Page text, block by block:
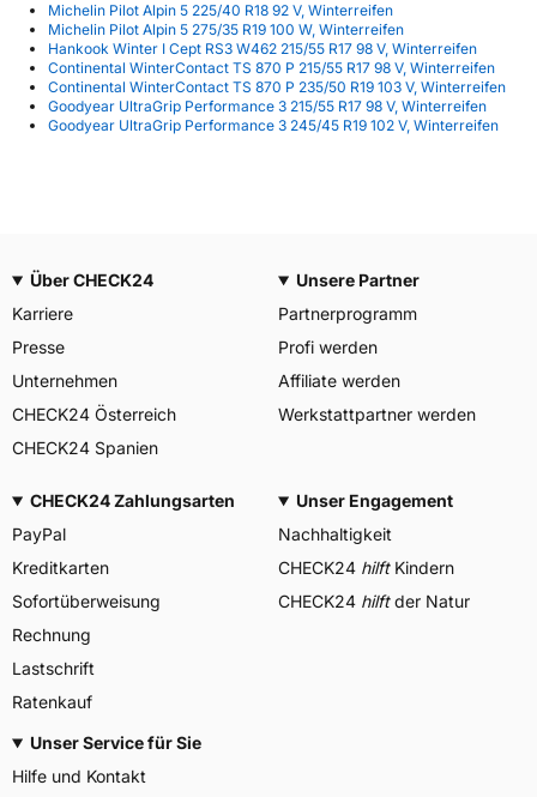
Michelin Pilot Alpin 5 225/40 R18 92 V, Winterreifen
Michelin Pilot Alpin 5 275/35 R19 100 W, Winterreifen
Hankook Winter I Cept RS3 W462 215/55 R17 98 V, Winterreifen
Continental WinterContact TS 870 P 215/55 R17 98 V, Winterreifen
Continental WinterContact TS 870 P 235/50 R19 103 V, Winterreifen
Goodyear UltraGrip Performance 3 215/55 R17 98 V, Winterreifen
Goodyear UltraGrip Performance 3 245/45 R19 102 V, Winterreifen
Über CHECK24
Karriere
Presse
Unternehmen
CHECK24 Österreich
CHECK24 Spanien
Unsere Partner
Partnerprogramm
Profi werden
Affiliate werden
Werkstattpartner werden
CHECK24 Zahlungsarten
PayPal
Kreditkarten
Sofortüberweisung
Rechnung
Lastschrift
Ratenkauf
Unser Engagement
Nachhaltigkeit
CHECK24 hilftKindern
CHECK24 hilftder Natur
Unser Service für Sie
Hilfe und Kontakt